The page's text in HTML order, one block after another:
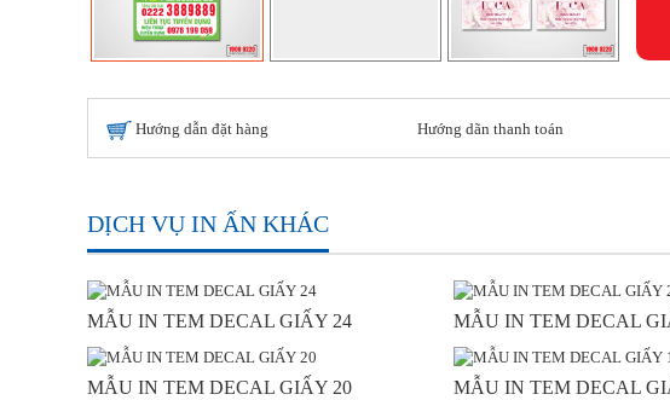
Hướng dẫn đặt hàng Hướng dãn thanh toán
DỊCH VỤ IN ẤN KHÁC
MẪU IN TEM DECAL GIẤY 24 MẪU IN TEM DECAL
MẪU IN TEM DECAL GIẤY 20 MẪU IN TEM DECAL